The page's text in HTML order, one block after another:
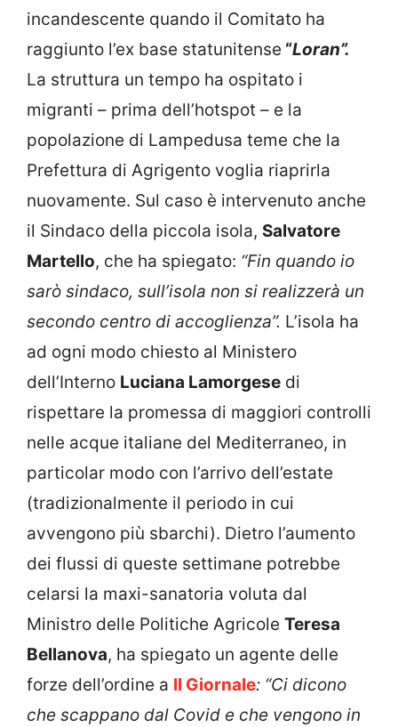
incandescente quando il Comitato ha
raggiunto l’ex base statunitense “Loran”.
La struttura un tempo ha ospitato i
migranti – prima dell’hotspot – e la
popolazione di Lampedusa teme che la
Prefettura di Agrigento voglia riaprirla
nuovamente. Sul caso è intervenuto anche
il Sindaco della piccola isola, Salvatore
Martello, che ha spiegato: “Fin quando io
sarò sindaco, sull’isola non si realizzerà un
secondo centro di accoglienza”. L’isola ha
ad ogni modo chiesto al Ministero
dell’Interno Luciana Lamorgese di
rispettare la promessa di maggiori controlli
nelle acque italiane del Mediterraneo, in
particolar modo con l’arrivo dell’estate
(tradizionalmente il periodo in cui
avvengono più sbarchi). Dietro l’aumento
dei flussi di queste settimane potrebbe
celarsi la maxi-sanatoria voluta dal
Ministro delle Politiche Agricole Teresa
Bellanova, ha spiegato un agente delle
forze dell’ordine a Il Giornale: “Ci dicono
che scappano dal Covid e che vengono in